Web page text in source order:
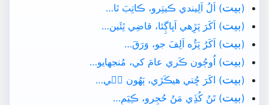
(بيت) اَلُ اَلِيندي ڪيتِرو، ڪاتِبَ ٿا…
(بيت) اَکَرَ پَڙِهي اَڀاڳِئا، قاضِي ٿِئَين…
(بيت) اَکَرُ پَڙُه اَلِفَ جو، وَرَقَ…
(بيت) اُوڄُون ڪَري عامَ کي، مُنجهايو…
(بيت) اکَرَ ڇُتي ھيڪَڙي، ٻَھُون جٖي…
(بيت) تَنُ کُڏِي مَنُ حُجِرو، ڪِيَمِ…